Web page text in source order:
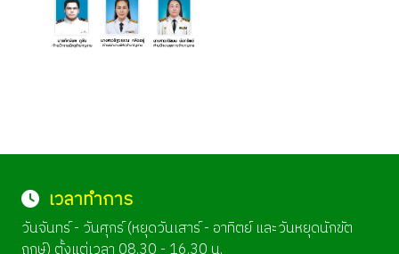
เวลาทำการ
วันจันทร์ - วันศุกร์ (หยุดวันเสาร์ - อาทิตย์ และวันหยุดนักขัต